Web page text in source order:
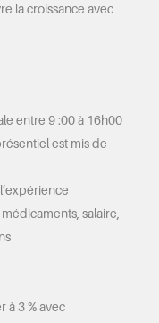
la croissance avec
entre 9 :00 à 16h00
est mis de
salaire,
à 3 % avec